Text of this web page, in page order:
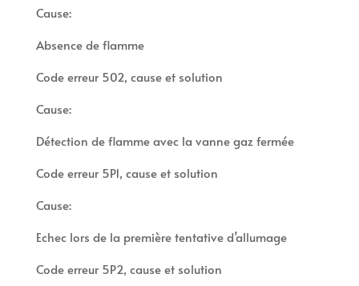
Cause:
Absence de flamme
Code erreur 502, cause et solution
Cause:
Détection de flamme avec la vanne gaz fermée
Code erreur 5P1, cause et solution
Cause:
Echec lors de la première tentative d’allumage
Code erreur 5P2, cause et solution